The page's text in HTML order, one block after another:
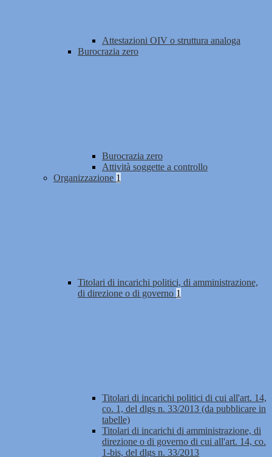
Attestazioni OIV o struttura analoga
Burocrazia zero
Burocrazia zero
Attività soggette a controllo
Organizzazione 1
Titolari di incarichi politici, di amministrazione,
di direzione o di governo 1
Titolari di incarichi politici di cui all'art. 14,
co. 1, del dlgs n. 33/2013 (da pubblicare in
tabelle)
Titolari di incarichi di amministrazione, di
direzione o di governo di cui all'art. 14, co.
1-bis, del dlgs n. 33/2013